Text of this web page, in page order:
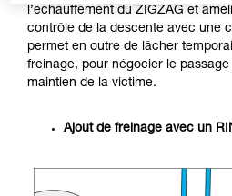
l’échauffement du ZIGZAG et
contrôle de la descente avec une
permet en outre de lâcher
freinage, pour négocier le
maintien de la victime.
Ajout de freinage avec un